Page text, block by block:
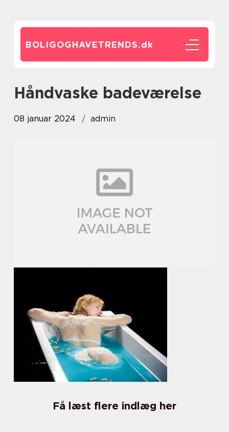
BOLIGOGHAVETRENDS.dk
håndvaske badeværelse
08 januar 2024 admin
Få læst flere indlæg her